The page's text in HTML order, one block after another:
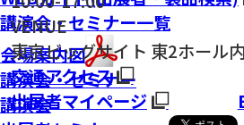
VENUE
東京ビッグサイト 東2ホール内
交通アクセス
出展者マイページ
講演会・セミナー一覧
会場案内図
講演会・セミナー
講演会